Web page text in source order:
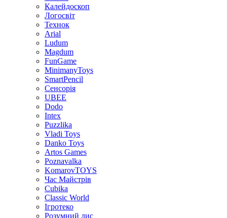
Калейдоскоп
Логосвіт
Технок
Arial
Ludum
Magdum
FunGame
MinimanyToys
SmartPencil
Сенсорія
UBEE
Dodo
Intex
Puzzlika
Vladi Toys
Danko Toys
Artos Games
Poznavalka
KomarovTOYS
Час Майстрів
Cubika
Classic World
Ігротеко
Розумний лис